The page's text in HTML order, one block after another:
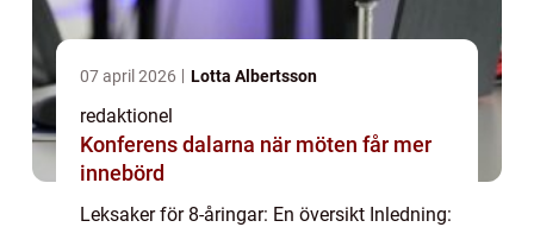
07 april 2026 Lotta Albertsson
redaktionel
Konferens dalarna när möten får mer
innebörd
Leksaker för 8-åringar: En översikt Inledning: